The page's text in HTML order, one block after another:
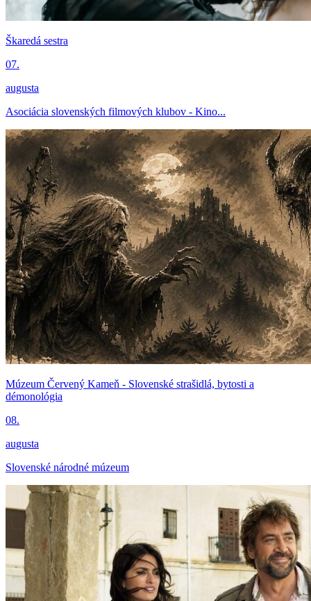
Škaredá sestra
07.
augusta
Asociácia slovenských filmových klubov - Kino...
Múzeum Červený Kameň - Slovenské strašidlá, bytosti a
démonológia
08.
augusta
Slovenské národné múzeum